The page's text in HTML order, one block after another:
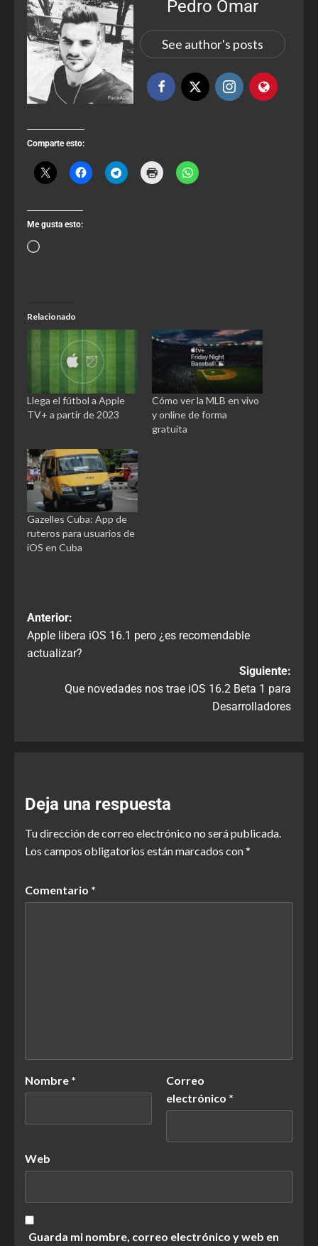
Pedro Omar
See author's posts
Comparte esto:
Me gusta esto:
Relacionado
Llega el fútbol a Apple
TV+ a partir de 2023
Cómo ver la MLB en vivo
y online de forma
gratuita
Gazelles Cuba: App de
ruteros para usuarios de
iOS en Cuba
Anterior:
Apple libera iOS 16.1 pero ¿es recomendable
actualizar?
Siguiente:
Que novedades nos trae iOS 16.2 Beta 1 para
Desarrolladores
Deja una respuesta
Tu dirección de correo electrónico no será publicada.
Los campos obligatorios están marcados con*
Comentario *
Nombre *
Correo
electrónico *
Web
Guarda mi nombre, correo electrónico y web en